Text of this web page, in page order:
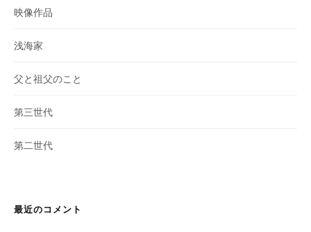
映像作品
浅海家
父と祖父のこと
第三世代
第二世代
最近のコメント